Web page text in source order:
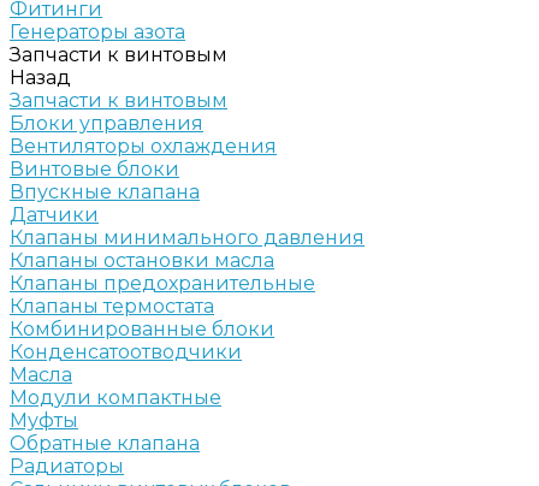
Фитинги
Генераторы азота
Запчасти к винтовым
Назад
Запчасти к винтовым
Блоки управления
Вентиляторы охлаждения
Винтовые блоки
Впускные клапана
Датчики
Клапаны минимального давления
Клапаны остановки масла
Клапаны предохранительные
Клапаны термостата
Комбинированные блоки
Конденсатоотводчики
Масла
Модули компактные
Муфты
Обратные клапана
Радиаторы